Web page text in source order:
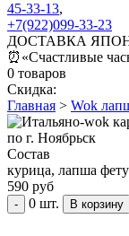
45-33-13,
+7(922)099-33-23
ДОСТАВКА
⏰ «Счастливые
0 товаров
Скидка:
Главная > Wok
Состав
курица, лапша
590 руб
- 0 шт.